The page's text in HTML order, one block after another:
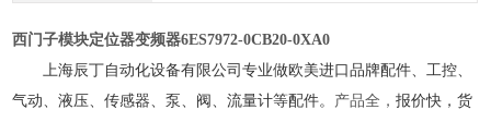
西门子模块定位器变频器6ES7972-0CB20-0XA0
上海辰丁自动化设备有限公司专业做欧美进口品牌配件、工控、
气动、液压、传感器、泵、阀、流量计等配件。 产品全，报价快，货